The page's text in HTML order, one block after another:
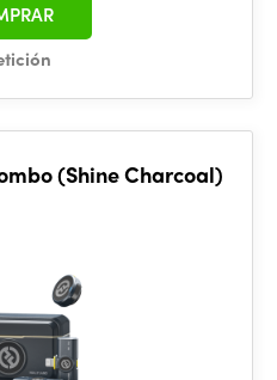
(Shine Charcoal)